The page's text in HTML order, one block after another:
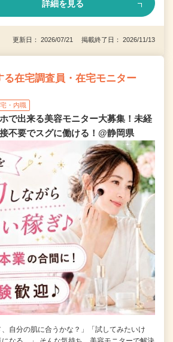
詳細を見る
更新日： 2026/07/21 掲載終了日： 2026/11/13
る在宅調査員・在宅モニター
・内職
で出来る美容モニター大募集！未経
不要でスグに働ける！@静岡県
、自分の肌に合うかな？」「試してみたいけ